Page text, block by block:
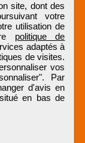
site, dont des
votre
utilisation de
politique de
adaptés à
de visites.
vos
Par
d'avis en
en bas de